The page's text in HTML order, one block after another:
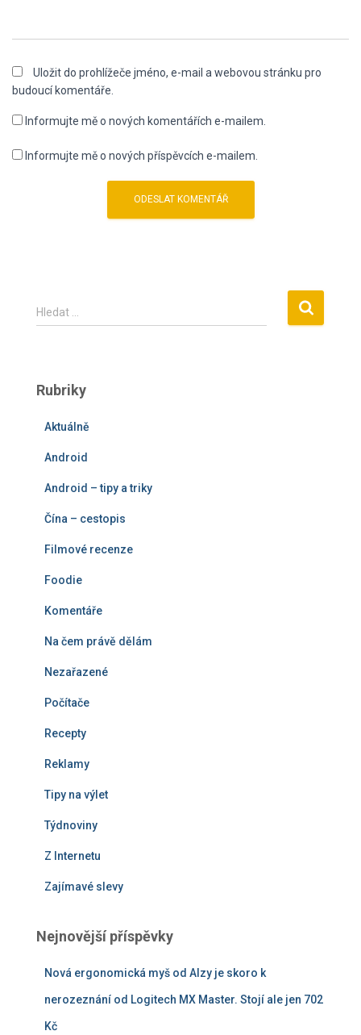
Uložit do prohlížeče jméno, e-mail a webovou stránku pro
budoucí komentáře.
Informujte mě o nových komentářích e-mailem.
Informujte mě o nových příspěvcích e-mailem.
V
y
d
Hledat …
Rubriky
Aktuálně
Android
Android – tipy a triky
Čína – cestopis
Filmové recenze
Foodie
Komentáře
Na čem právě dělám
Nezařazené
Počítače
Recepty
Reklamy
Tipy na výlet
Týdnoviny
Z Internetu
Zajímavé slevy
Nejnovější příspěvky
Nová ergonomická myš od Alzy je skoro k
nerozeznání od Logitech MX Master. Stojí ale jen 702
Kč